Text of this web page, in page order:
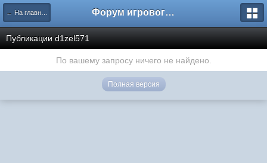
← На главную Форум игрового проекта Riverrise
Публикации d1zel571
По вашему запросу ничего не найдено.
Полная версия